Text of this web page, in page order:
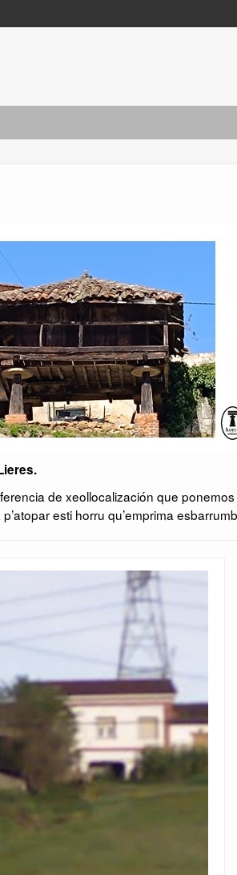
de xeollocalización que
esti horru qu’emprima